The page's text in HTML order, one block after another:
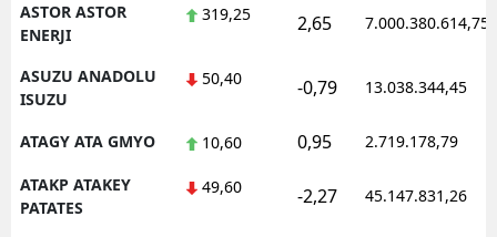
ASTOR ASTOR
ENERJI
319,25 2,65 7.000.380.614,75
ASUZU ANADOLU
ISUZU
50,40 -0,79 13.038.344,45
ATAGY ATA GMYO 10,60 0,95 2.719.178,79
ATAKP ATAKEY
PATATES
49,60 -2,27 45.147.831,26